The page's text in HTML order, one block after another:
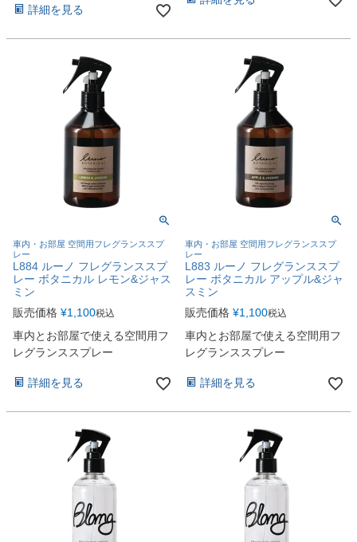
詳細を見る
車内・お部屋 空間用フレグランススプ
レー
L884 ルーノ フレグランススプ
レー ボタニカル レモン&ジャス
ミン
販売価格 ¥1,100税込
車内とお部屋で使える空間用フ
レグランススプレー
詳細を見る
車内・お部屋 空間用フレグランススプ
レー
L883 ルーノ フレグランススプ
レー ボタニカル アップル&ジャ
スミン
販売価格 ¥1,100税込
車内とお部屋で使える空間用フ
レグランススプレー
詳細を見る